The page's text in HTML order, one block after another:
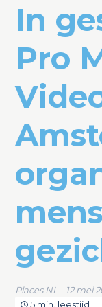
In
Pro
Places NL - 12 mei
5 min. leestijd